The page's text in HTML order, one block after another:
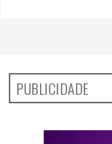
PUBLICIDADE